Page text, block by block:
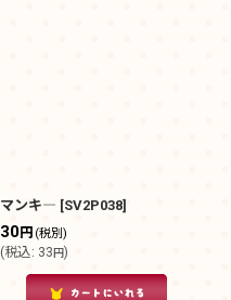
マンキ― [SV2P038]
30円 (税別)
(税込: 33円)